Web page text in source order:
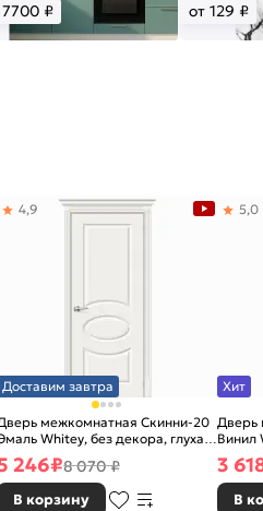
7700 ₽ от 129 ₽
Доставим завтра
межкомнатная Скинни-20
Whitey, без декора, глухая,
без стекла, без кромки, скиновая
4,9
246₽8 070 ₽
В корзину
Хит
Дверь
Винил
5,0
3
В